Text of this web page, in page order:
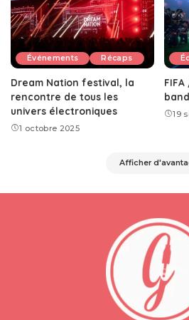
Événements Récaps
Dream Nation festival, la
rencontre de tous les
univers électroniques
1 octobre 2025
19
Afficher